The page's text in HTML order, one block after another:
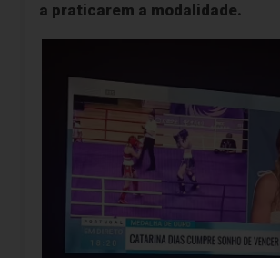
a praticarem a modalidade.